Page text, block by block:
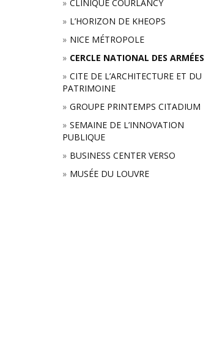
CLINIQUE COURLANCY
L’HORIZON DE KHEOPS
NICE MÉTROPOLE
CERCLE NATIONAL DES ARMÉES
CITE DE L’ARCHITECTURE ET DU
PATRIMOINE
GROUPE PRINTEMPS CITADIUM
SEMAINE DE L’INNOVATION
PUBLIQUE
BUSINESS CENTER VERSO
MUSÉE DU LOUVRE